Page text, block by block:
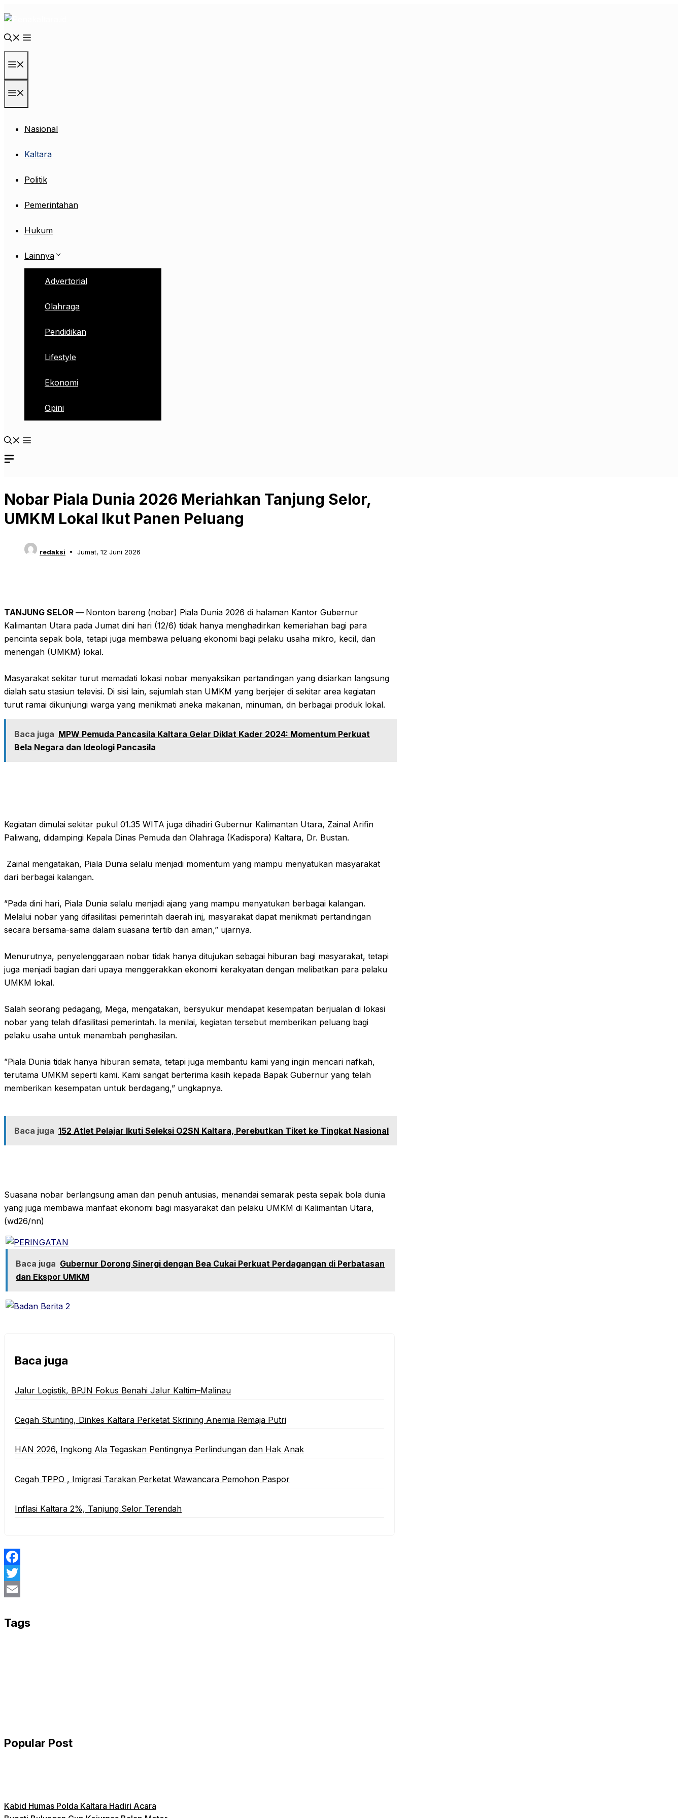
ke
isi
Nasional
Kaltara
Politik
Pemerintahan
Hukum
Lainnya
Advertorial
Olahraga
Pendidikan
Lifestyle
Ekonomi
Opini
Nobar Piala Dunia 2026 Meriahkan Tanjung Selor,
UMKM Lokal Ikut Panen Peluang
redaksi Jumat, 12 Juni 2026
TANJUNG SELOR — Nonton bareng (nobar) Piala Dunia 2026 di halaman Kantor Gubernur
Kalimantan Utara pada Jumat dini hari (12/6) tidak hanya menghadirkan kemeriahan bagi para
pencinta sepak bola, tetapi juga membawa peluang ekonomi bagi pelaku usaha mikro, kecil, dan
menengah (UMKM) lokal.
‎Masyarakat sekitar turut memadati lokasi nobar menyaksikan pertandingan yang disiarkan langsung
dialah satu stasiun televisi. Di sisi lain, sejumlah stan UMKM yang berjejer di sekitar area kegiatan
turut ramai dikunjungi warga yang menikmati aneka makanan, minuman, dn berbagai produk lokal.
Baca juga MPW Pemuda Pancasila Kaltara Gelar Diklat Kader 2024: Momentum Perkuat
Bela Negara dan Ideologi Pancasila
‎Kegiatan dimulai sekitar pukul 01.35 WITA juga dihadiri Gubernur Kalimantan Utara, Zainal Arifin
Paliwang, didampingi Kepala Dinas Pemuda dan Olahraga (Kadispora) Kaltara, Dr. Bustan.
‎ Zainal mengatakan, Piala Dunia selalu menjadi momentum yang mampu menyatukan masyarakat
dari berbagai kalangan.
‎”Pada dini hari, Piala Dunia selalu menjadi ajang yang mampu menyatukan berbagai kalangan.
Melalui nobar yang difasilitasi pemerintah daerah inj, masyarakat dapat menikmati pertandingan
secara bersama-sama dalam suasana tertib dan aman,” ujarnya.
‎Menurutnya, penyelenggaraan nobar tidak hanya ditujukan sebagai hiburan bagi masyarakat, tetapi
juga menjadi bagian dari upaya menggerakkan ekonomi kerakyatan dengan melibatkan para pelaku
UMKM lokal.
‎Salah seorang pedagang, Mega, mengatakan, bersyukur mendapat kesempatan berjualan di lokasi
nobar yang telah difasilitasi pemerintah. Ia menilai, kegiatan tersebut memberikan peluang bagi
pelaku usaha untuk menambah penghasilan.
‎”Piala Dunia tidak hanya hiburan semata, tetapi juga membantu kami yang ingin mencari nafkah,
terutama UMKM seperti kami. Kami sangat berterima kasih kepada Bapak Gubernur yang telah
memberikan kesempatan untuk berdagang,” ungkapnya.
Baca juga 152 Atlet Pelajar Ikuti Seleksi O2SN Kaltara, Perebutkan Tiket ke Tingkat Nasional
‎Suasana nobar berlangsung aman dan penuh antusias, menandai semarak pesta sepak bola dunia
yang juga membawa manfaat ekonomi bagi masyarakat dan pelaku UMKM di Kalimantan Utara,
(wd26/nn)
Baca juga Gubernur Dorong Sinergi dengan Bea Cukai Perkuat Perdagangan di Perbatasan
dan Ekspor UMKM
Baca juga
‎Jalur Logistik, BPJN Fokus Benahi Jalur Kaltim–Malinau
Cegah Stunting, Dinkes Kaltara Perketat Skrining Anemia Remaja Putri
HAN 2026, Ingkong Ala Tegaskan Pentingnya Perlindungan dan Hak Anak
Cegah TPPO , Imigrasi Tarakan Perketat Wawancara Pemohon Paspor
Inflasi Kaltara 2%, Tanjung Selor Terendah
Facebook
Twitter
Tags
Popular Post
Kabid Humas Polda Kaltara Hadiri Acara